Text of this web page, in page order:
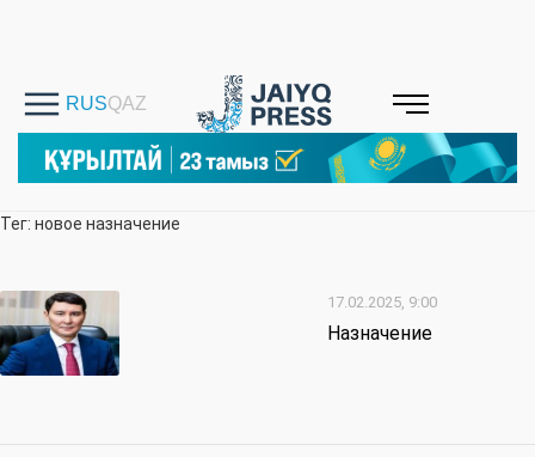
Тег: новое назначение
17.02.2025, 9:00
Назначение